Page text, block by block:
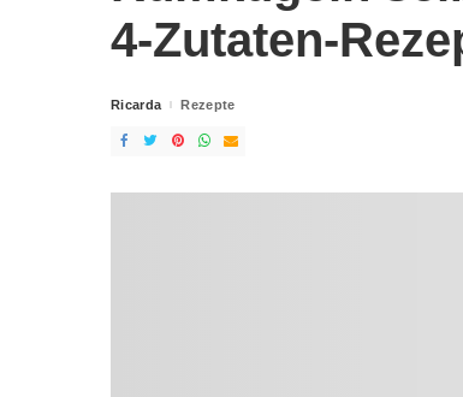
4-Zutaten-
Posted
Ricarda Rezepte